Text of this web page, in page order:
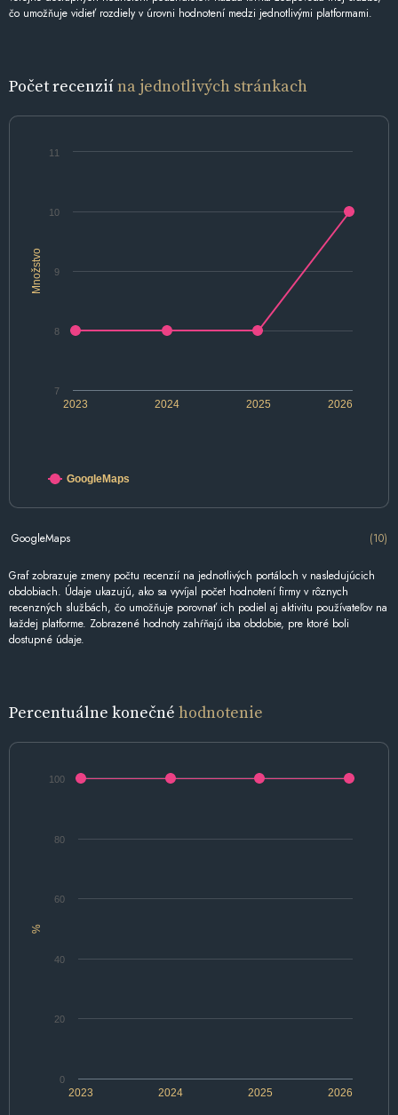
čo umožňuje vidieť rozdiely v úrovni hodnotení medzi jednotlivými platformami.
Počet recenziína jednotlivých stránkach
Množstvo
2024 2026
2023 2025
8
9
10
7
11
GoogleMaps
GoogleMaps (10)
Graf zobrazuje zmeny počtu recenzií na jednotlivých portáloch v nasledujúcich
obdobiach. Údaje ukazujú, ako sa vyvíjal počet hodnotení firmy v rôznych
recenzných službách, čo umožňuje porovnať ich podiel aj aktivitu používateľov na
každej platforme. Zobrazené hodnoty zahŕňajú iba obdobie, pre ktoré boli
dostupné údaje.
Percentuálne konečné hodnotenie
%
2024 2026
2023 2025
0
20
40
60
80
100